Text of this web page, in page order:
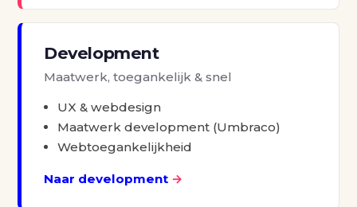
Development
Maatwerk, toegankelijk & snel
UX & webdesign
Maatwerk development (Umbraco)
Webtoegankelijkheid
Naar development →